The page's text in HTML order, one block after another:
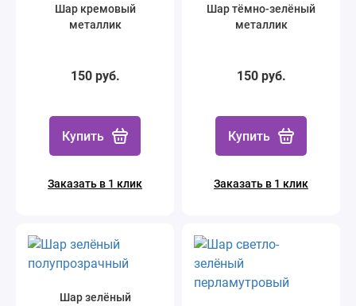
Шар кремовый
металлик
150 руб.
Купить
Заказать в 1 клик
Шар тёмно-зелёный
металлик
150 руб.
Купить
Заказать в 1 клик
Шар зелёный